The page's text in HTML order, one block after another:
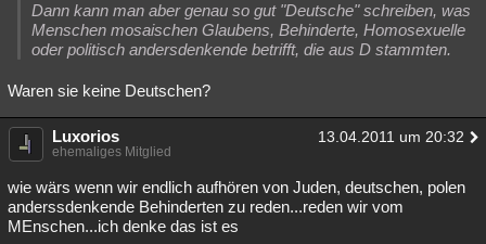
Dann kann man aber genau so gut "Deutsche" schreiben, was
Menschen mosaischen Glaubens, Behinderte, Homosexuelle
oder politisch andersdenkende betrifft, die aus D stammten.
Waren sie keine Deutschen?
Luxorios 13.04.2011 um 20:32
ehemaliges Mitglied
wie wärs wenn wir endlich aufhören von Juden, deutschen, polen
anderssdenkende Behinderten zu reden...reden wir vom
MEnschen...ich denke das ist es